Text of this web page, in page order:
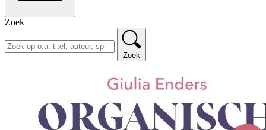
Zoek
Zoek